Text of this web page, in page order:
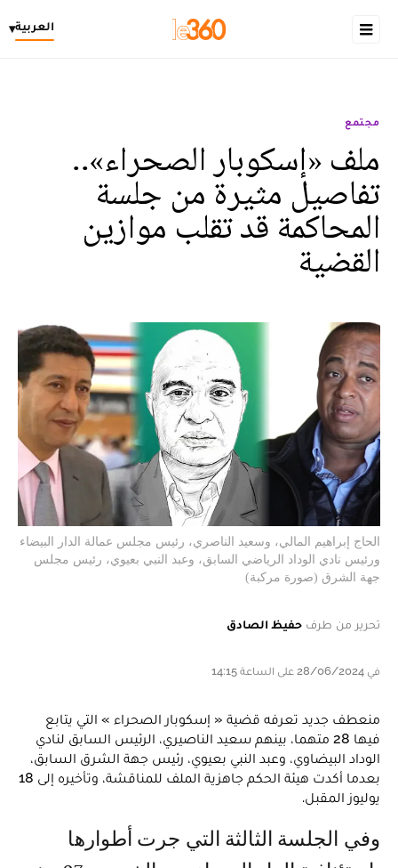
العربية▾
مجتمع
ملف «إسكوبار الصحراء»..
تفاصيل مثيرة من جلسة
المحاكمة قد تقلب موازين
القضية
الحاج إبراهيم المالي، وسعيد الناصري، رئيس مجلس عمالة الدار البيضاء
ورئيس نادي الوداد الرياضي السابق، وعبد النبي بعيوي، رئيس مجلس
جهة الشرق (صورة مركبة)
تحرير من طرف حفيظ الصادق
في 28/06/2024 على الساعة 14:15
منعطف جديد تعرفه قضية « إسكوبار الصحراء » التي يتابع
فيها 28 متهما، بينهم سعيد الناصيري، الرئيس السابق لنادي
الوداد البيضاوي، وعبد النبي بعيوي، رئيس جهة الشرق السابق،
بعدما أكدت هيئة الحكم جاهزية الملف للمناقشة، وتأخيره إلى 18
يوليوز المقبل.
وفي الجلسة الثالثة التي جرت أطوارها